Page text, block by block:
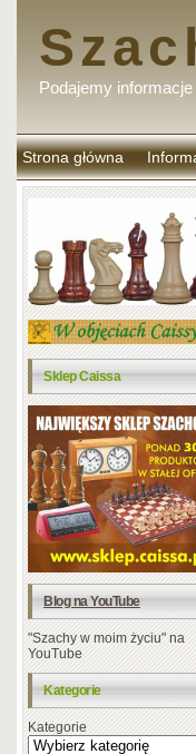
Podajemy
Strona główna
Sklep Caissa
Blog na YouTube
"Szachy w moim życiu" na
YouTube
Kategorie
Kategorie